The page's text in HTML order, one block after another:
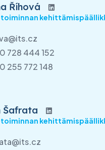
Říhová
728 444 152
255 772 148
Šafrata